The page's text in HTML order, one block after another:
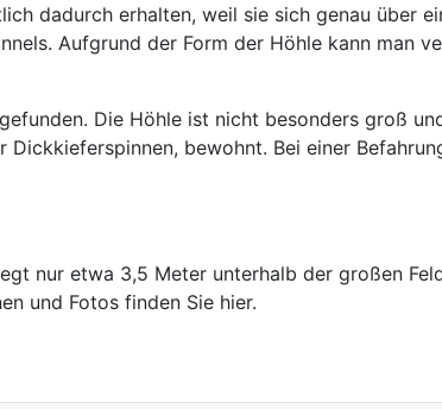
dadurch erhalten, weil sie sich genau über
Aufgrund der Form der Höhle kann man
Die Höhle ist nicht besonders groß
bewohnt. Bei einer
nur etwa 3,5 Meter unterhalb der großen
und Fotos finden Sie hier.